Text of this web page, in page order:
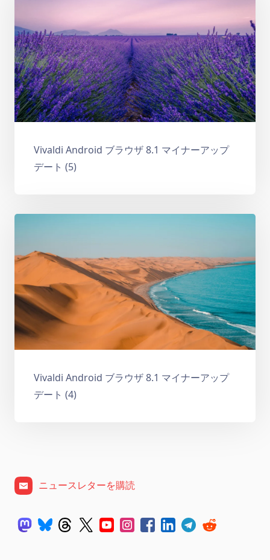
Vivaldi Android ブラウザ 8.1 マイナーアップ
デート (5)
Vivaldi Android ブラウザ 8.1 マイナーアップ
デート (4)
ニュースレターを購読